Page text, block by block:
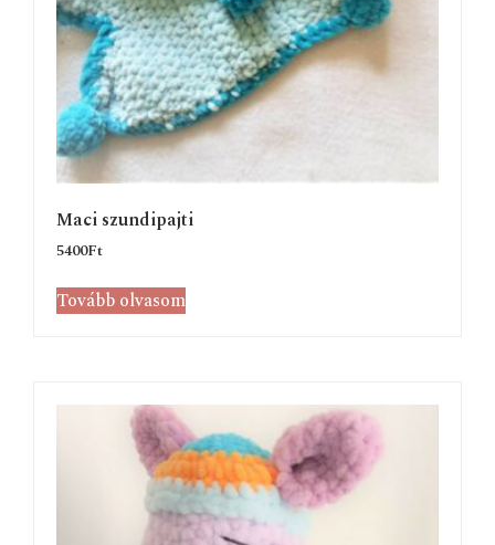
Maci szundipajti
5400Ft
Tovább olvasom